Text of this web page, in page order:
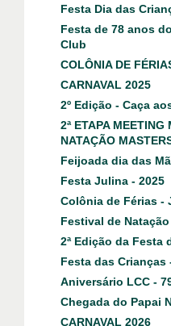
Festa Dia das
Festa de 78 anos
Club
COLÔNIA DE
CARNAVAL 2025
2º Edição - Caça
2ª ETAPA
NATAÇÃO
Feijoada dia das
Festa Julina - 2025
Colônia de Férias -
Festival de Natação
2ª Edição da Festa
Festa das Crianças
Aniversário LCC -
Chegada do Papai
CARNAVAL 2026